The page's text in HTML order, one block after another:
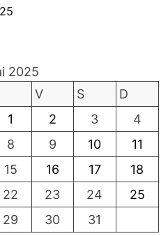
2025
V S
D
1
2 3
4
8 9 10
11
15 16 17
18
22 23 24
25
29 30 31